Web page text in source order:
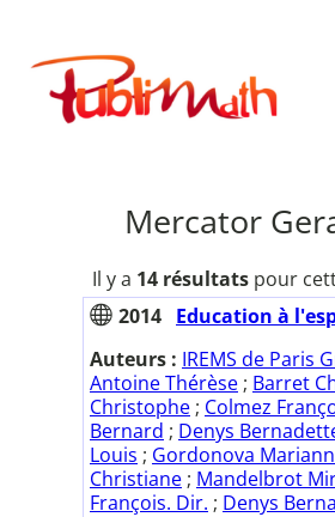
contenu
Publimath
Mercator
Il y a 14 résultatspour
2014 Education à
Auteurs : IREMS de Paris
Antoine Thérèse ; Barret
Christophe ; Colmez
Bernard ; Denys
Louis ; Gordonova
Christiane ; Mandelbrot
François. Dir. ; Denys